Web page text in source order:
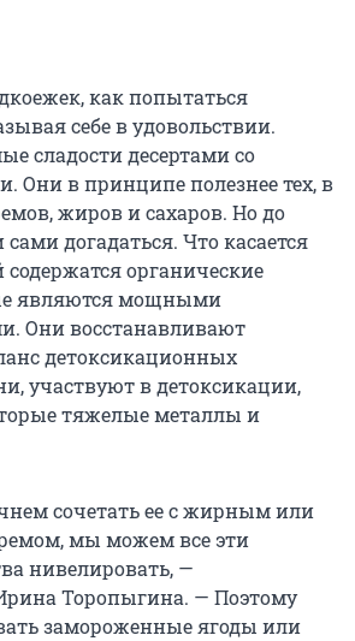
как попытаться
себе в удовольствии.
сладости десертами со
Они в принципе полезнее тех, в
жиров и сахаров. Но до
догадаться. Что касается
органические
являются мощными
Они восстанавливают
детоксикационных
участвуют в детоксикации,
тяжелые металлы и
сочетать ее с жирным или
мы можем все эти
нивелировать, —
Торопыгина. — Поэтому
замороженные ягоды или